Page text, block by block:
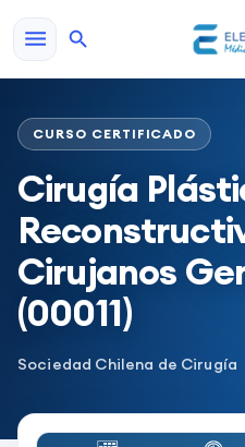
CURSO CERTIFICADO
Cirugía
Cirujanos
(00011)
Sociedad Chilena de Cirugía